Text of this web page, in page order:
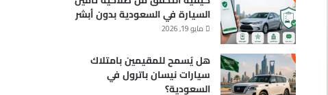
السيارة في السعودية بدون أبشر
مايو 19, 2026
هل يُسمح للمقيمين بامتلاك
سيارات نيسان باترول في
السعودية؟